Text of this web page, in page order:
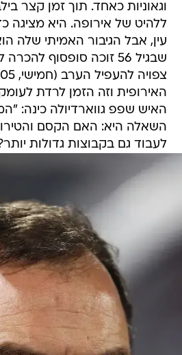
וגאוניות כאחד. תוך זמן קצר
ללהיט של אירופה. היא מציגה
עין, אבל הגיבור האמיתי שלה
שבגיל 56 זוכה סופסוף
האירופית וזה הזמן לרדת
האיש שפפ גווארדיולה כינה:
השאלה היא: האם הקסם
לעבוד גם בקבוצות גדולות